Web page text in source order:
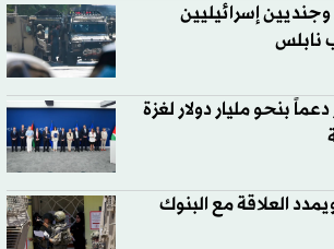
وجنديين إسرائيليين
نابلس
بنحو مليار دولار لغزة
العلاقة مع البنوك